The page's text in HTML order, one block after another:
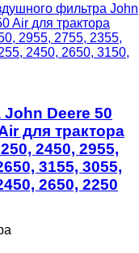
фильтра John
Air для трактора
2955, 2755, 2355,
2450, 2650, 3150,
Deere 50
для трактора
2450, 2955,
3155, 3055,
2650, 2250